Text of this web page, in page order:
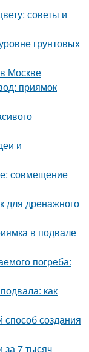
советы и
грунтовых
Москве
приямок
и
совмещение
для дренажного
в подвале
погреба:
как
создания
за 7 тысяч